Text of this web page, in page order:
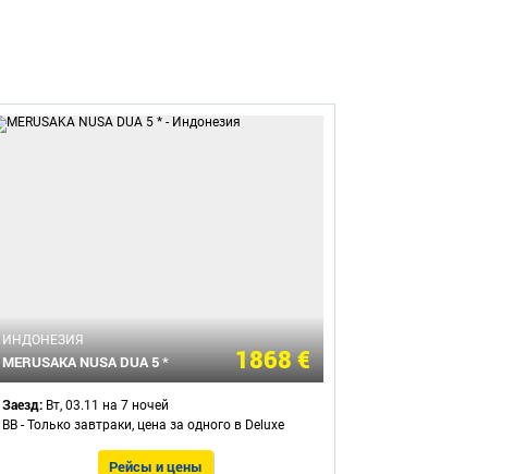
ИНДОНЕЗИЯ
MERUSAKA NUSA DUA 5 * 1868 €
Заезд: Вт, 03.11 на 7 ночей
BB - Только завтраки, цена за одного в Deluxe
Рейсы и цены